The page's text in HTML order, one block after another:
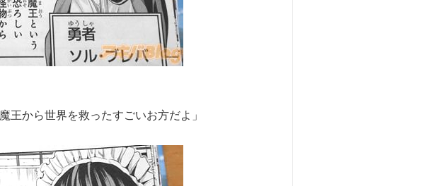
王から世界を救ったすごいお方だよ」